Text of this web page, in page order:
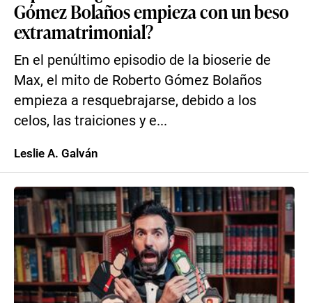
Gómez Bolaños empieza con un beso
extramatrimonial?
En el penúltimo episodio de la bioserie de
Max, el mito de Roberto Gómez Bolaños
empieza a resquebrajarse, debido a los
celos, las traiciones y e...
Leslie A. Galván